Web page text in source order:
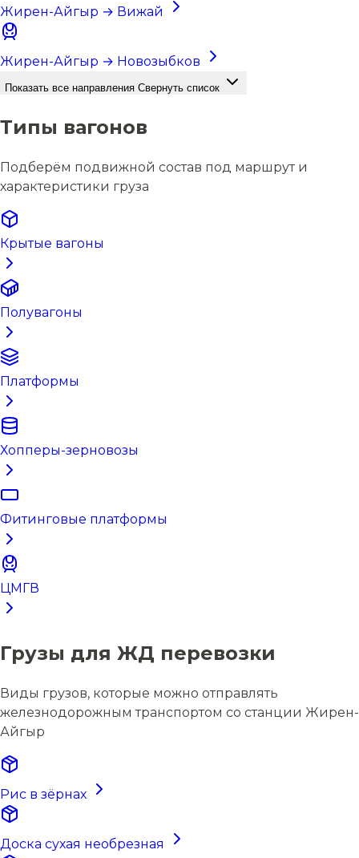
Жирен-Айгыр → Вижай
Жирен-Айгыр → Новозыбков
Показать все направления Свернуть список
Типы вагонов
Подберём подвижной состав под маршрут и
характеристики груза
Крытые вагоны
Полувагоны
Платформы
Хопперы-зерновозы
Фитинговые платформы
ЦМГВ
Грузы для ЖД перевозки
Виды грузов, которые можно отправлять
железнодорожным транспортом со станции Жирен-
Айгыр
Рис в зёрнах
Доска сухая необрезная